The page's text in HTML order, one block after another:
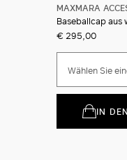
MAXMARA
€ 295,00
Wählen Sie
IN